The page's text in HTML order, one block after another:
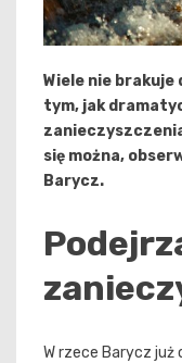
Wiele nie brakuje
tym, jak
się można,
Barycz.
W rzece Barycz